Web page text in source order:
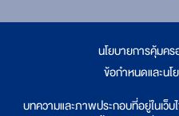
นโยบายการคุ้มค
ข้อกำหนดและนโ
บทความและภาพประกอบที่อยู่ในเว็